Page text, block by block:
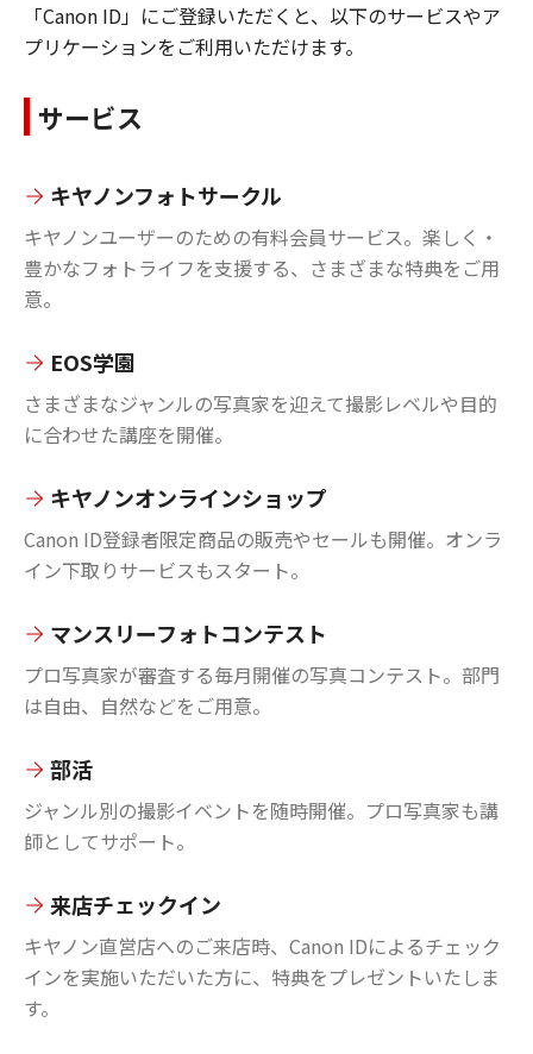
「Canon ID」にご登録いただくと、以下のサービスやア
プリケーションをご利用いただけます。
サービス
キヤノンフォトサークル
キヤノンユーザーのための有料会員サービス。楽しく・
豊かなフォトライフを支援する、さまざまな特典をご用
意。
EOS学園
さまざまなジャンルの写真家を迎えて撮影レベルや目的
に合わせた講座を開催。
キヤノンオンラインショップ
Canon ID登録者限定商品の販売やセールも開催。オンラ
イン下取りサービスもスタート。
マンスリーフォトコンテスト
プロ写真家が審査する毎月開催の写真コンテスト。部門
は自由、自然などをご用意。
部活
ジャンル別の撮影イベントを随時開催。プロ写真家も講
師としてサポート。
来店チェックイン
キヤノン直営店へのご来店時、Canon IDによるチェック
インを実施いただいた方に、特典をプレゼントいたしま
す。